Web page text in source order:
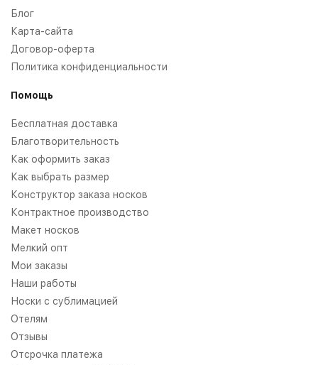
Блог
Карта-сайта
Договор-оферта
Политика конфиденциальности
Помощь
Бесплатная доставка
Благотворительность
Как оформить заказ
Как выбрать размер
Конструктор заказа носков
Контрактное производство
Макет носков
Мелкий опт
Мои заказы
Наши работы
Носки с сублимацией
Отелям
Отзывы
Отсрочка платежа